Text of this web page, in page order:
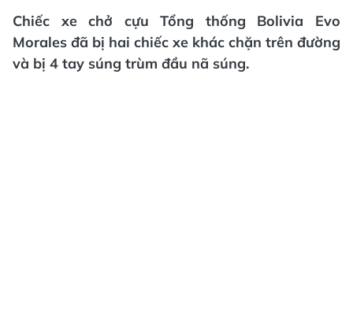
Chiếc xe chở cựu Tổng thống Bolivia Evo
Morales đã bị hai chiếc xe khác chặn trên đường
và bị 4 tay súng trùm đầu nã súng.